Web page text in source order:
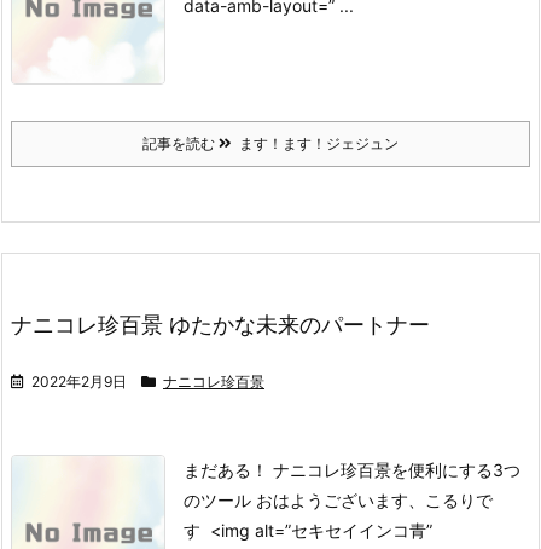
data-amb-layout=” ...
記事を読む ます！ます！ジェジュン
ナニコレ珍百景 ゆたかな未来のパートナー
2022年2月9日 ナニコレ珍百景
まだある！ ナニコレ珍百景を便利にする3つ
のツール おはようございます、こるりで
す <img alt=”セキセイインコ青”